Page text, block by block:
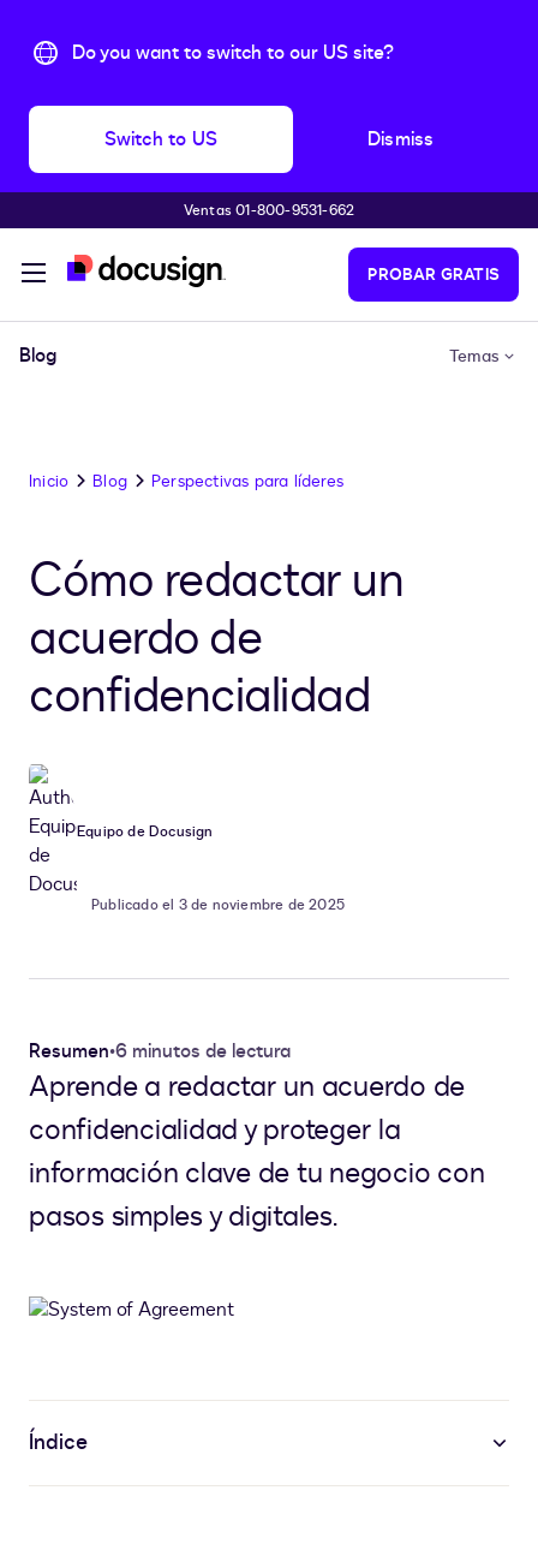
Do you want to switch to our US site?
Switch to US Dismiss
Accede al contenido principalVentas 01-800-9531-662
PROBAR GRATIS
Blog Temas
Inicio Blog Perspectivas para líderes
Cómo redactar un
acuerdo de
confidencialidad
Equipo de Docusign
Publicado el 3 de noviembre de 2025
Resumen•6 minutos de lectura
Aprende a redactar un acuerdo de
confidencialidad y proteger la
información clave de tu negocio con
pasos simples y digitales.
Índice